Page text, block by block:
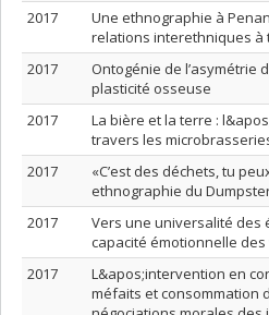
2017
Une ethnographie à
relations interethniques à
2017
Ontogénie de l’asymétrie
plasticité osseuse
2017
La bière et la terre :
travers les
2017
«C’est des déchets, tu
ethnographie du
2017
Vers une universalité des
capacité émotionnelle
2017
L&apos;intervention en
méfaits et consommation